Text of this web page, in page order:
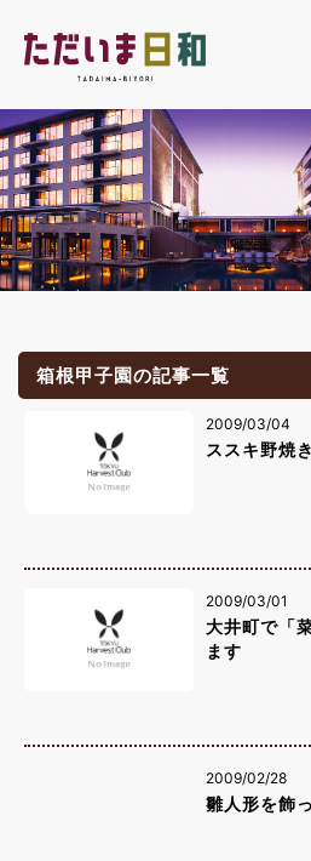
箱根甲子園の記事一覧
2009/03/04
ススキ野焼
2009/03/01
大井町で「
ます
2009/02/28
雛人形を飾